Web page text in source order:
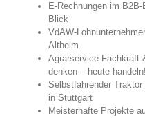
E-Rechnungen im
Blick
VdAW-
Altheim
Agrarservice-Fachkraft
denken – heute handeln!
Selbstfahrender
in Stuttgart
Meisterhafte Projekte